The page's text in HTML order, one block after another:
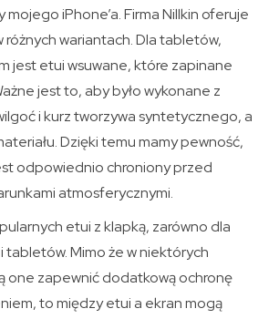
iPhone’a. Firma Nillkin oferuje
wariantach. Dla tabletów,
jest etui wsuwane, które zapinane
jest to, aby było wykonane z
i kurz tworzywa syntetycznego, a
Dzięki temu mamy pewność,
odpowiednio chroniony przed
atmosferycznymi.
etui z klapką, zarówno dla
tabletów. Mimo że w niektórych
one zapewnić dodatkową ochronę
to między etui a ekran mogą